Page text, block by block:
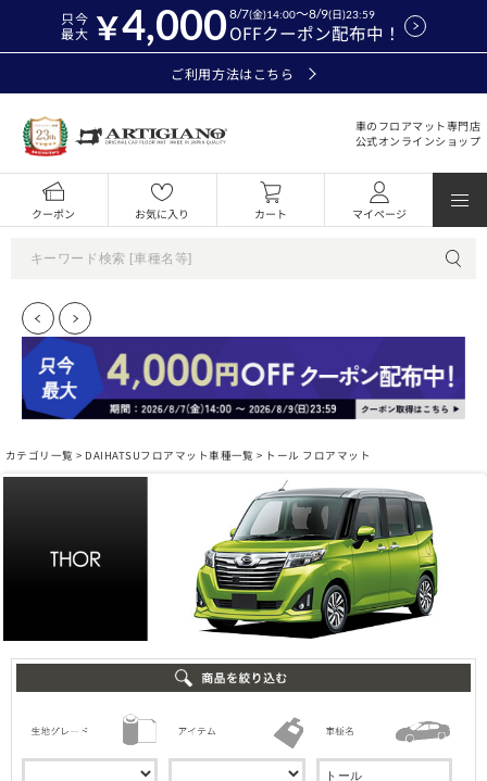
只今
最大
4,000OFFクーポン配布中！
8/7(金)14:00～8/9(日)23:59
ご利用方法はこちら
車のフロアマット専門店
公式オンラインショップ
クーポン お気に入り カート マイページ
カテゴリ一覧 > DAIHATSUフロアマット車種一覧 > トール フロアマット